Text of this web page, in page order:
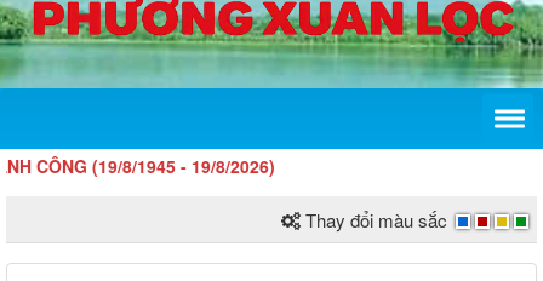
(19/8/1945 - 19/8/2026)
Thay đổi màu sắc